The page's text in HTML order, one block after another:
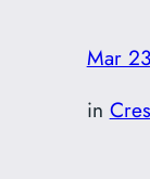
Mar
in